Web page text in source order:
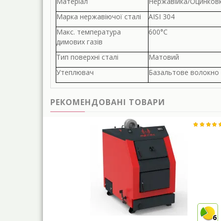
Марка нержавіючої сталі
AISI 304
Макс. температура
димових газів
600°С
Тип поверхні сталі
Матовий
Утеплювач
Базальтове волокно
РЕКОМЕНДОВАНІ ТОВАРИ
6